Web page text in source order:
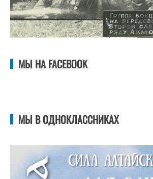
МЫ НА FACEBOOK
МЫ В ОДНОКЛАССНИКАХ